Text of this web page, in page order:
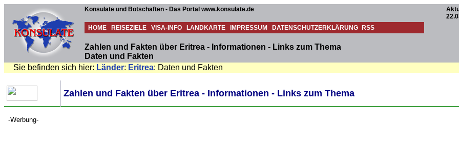
Konsulate und Botschaften - Das Portal www.konsulate.de
HOME REISEZIELE VISA-INFO LANDKARTE IMPRESSUM DATENSCHUTZERKLÄRUNG RSS
Zahlen und Fakten über Eritrea - Informationen - Links zum Thema
Daten und Fakten
Sie befinden sich hier: Länder: Eritrea: Daten und Fakten
Zahlen und Fakten über Eritrea - Informationen - Links zum Thema
-Werbung-